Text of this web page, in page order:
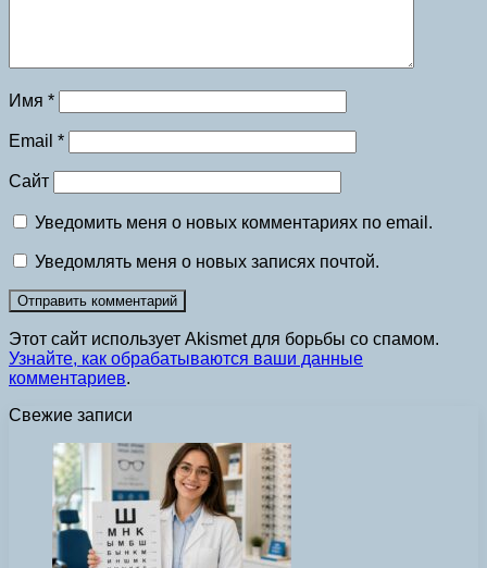
Имя *
Email *
Сайт
Уведомить меня о новых комментариях по email.
Уведомлять меня о новых записях почтой.
Этот сайт использует Akismet для борьбы со спамом.
Узнайте, как обрабатываются ваши данные
комментариев.
Свежие записи